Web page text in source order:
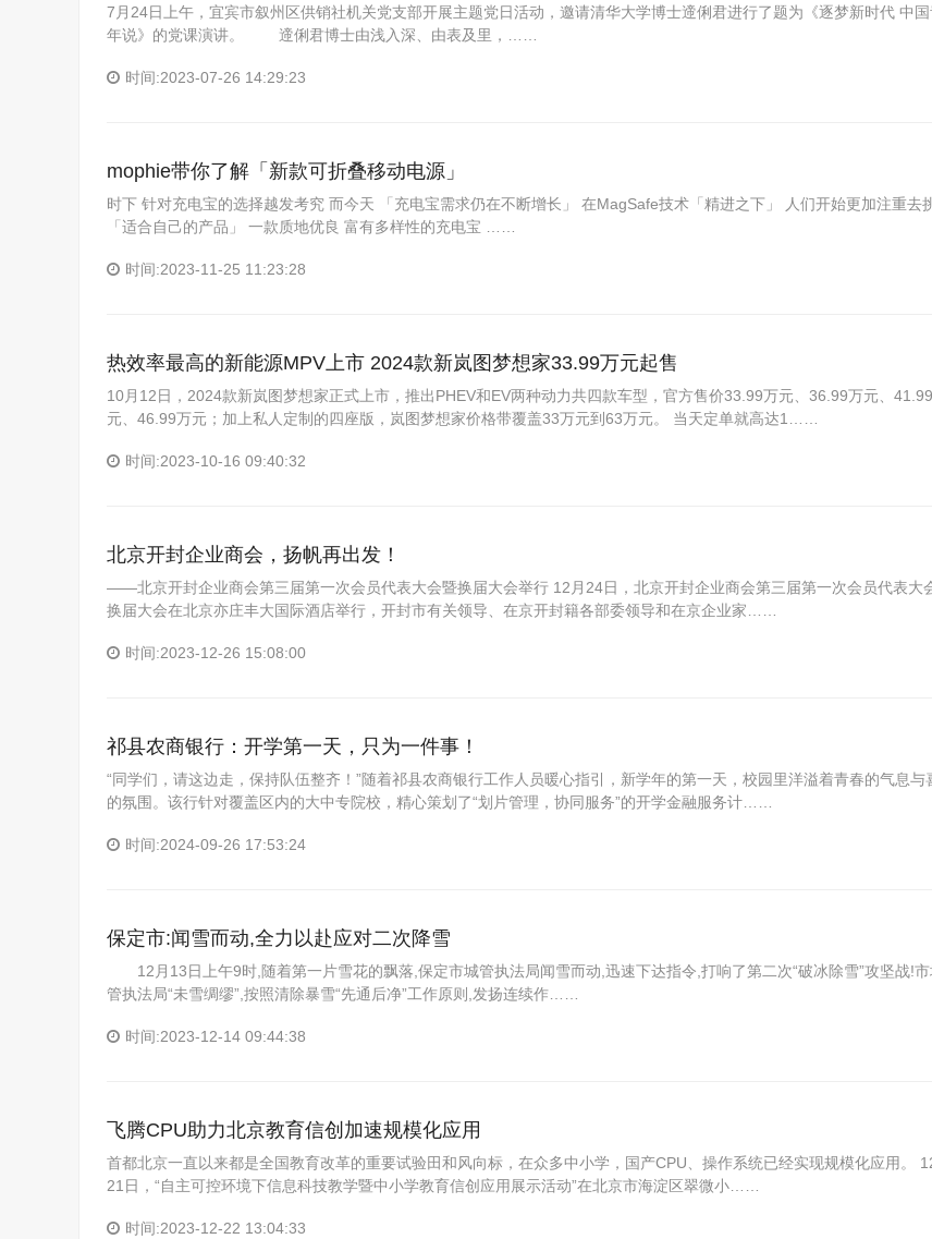
7月24日上午，宜宾市叙州区供销社机关党支部开展主题党日活动，邀请清华大学博士遆俐君进行了题为《逐梦新时代 中
年说》的党课演讲。 遆俐君博士由浅入深、由表及里，……
时间:2023-07-26 14:29:23
mophie带你了解「新款可折叠移动电源」
时下 针对充电宝的选择越发考究 而今天 「充电宝需求仍在不断增长」 在MagSafe技术「精进之下」 人们开始更加注重去
「适合自己的产品」 一款质地优良 富有多样性的充电宝 ……
时间:2023-11-25 11:23:28
热效率最高的新能源MPV上市 2024款新岚图梦想家33.99万元起售
10月12日，2024款新岚图梦想家正式上市，推出PHEV和EV两种动力共四款车型，官方售价33.99万元、36.99万元、
元、46.99万元；加上私人定制的四座版，岚图梦想家价格带覆盖33万元到63万元。 当天定单就高达1……
时间:2023-10-16 09:40:32
北京开封企业商会，扬帆再出发！
——北京开封企业商会第三届第一次会员代表大会暨换届大会举行 12月24日，北京开封企业商会第三届第一次会员代表大
换届大会在北京亦庄丰大国际酒店举行，开封市有关领导、在京开封籍各部委领导和在京企业家……
时间:2023-12-26 15:08:00
祁县农商银行：开学第一天，只为一件事！
“同学们，请这边走，保持队伍整齐！”随着祁县农商银行工作人员暖心指引，新学年的第一天，校园里洋溢着青春的气息与
的氛围。该行针对覆盖区内的大中专院校，精心策划了“划片管理，协同服务”的开学金融服务计……
时间:2024-09-26 17:53:24
​保定市:闻雪而动,全力以赴应对二次降雪
12月13日上午9时,随着第一片雪花的飘落,保定市城管执法局闻雪而动,迅速下达指令,打响了第二次“破冰除雪”攻坚战!
管执法局“未雪绸缪”,按照清除暴雪“先通后净”工作原则,发扬连续作……
时间:2023-12-14 09:44:38
飞腾CPU助力北京教育信创加速规模化应用
首都北京一直以来都是全国教育改革的重要试验田和风向标，在众多中小学，国产CPU、操作系统已经实现规模化应用。
21日，“自主可控环境下信息科技教学暨中小学教育信创应用展示活动”在北京市海淀区翠微小……
时间:2023-12-22 13:04:33